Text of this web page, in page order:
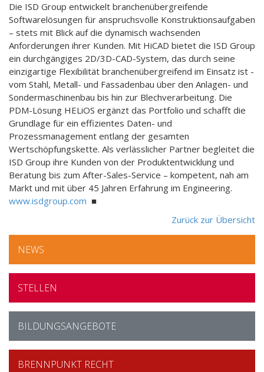
Die ISD Group entwickelt branchenübergreifende
Softwarelösungen für anspruchsvolle Konstruktionsaufgaben
– stets mit Blick auf die dynamisch wachsenden
Anforderungen ihrer Kunden. Mit HiCAD bietet die ISD Group
ein durchgängiges 2D/3D-CAD-System, das durch seine
einzigartige Flexibilität branchenübergreifend im Einsatz ist -
vom Stahl, Metall- und Fassadenbau über den Anlagen- und
Sondermaschinenbau bis hin zur Blechverarbeitung. Die
PDM-Lösung HELiOS ergänzt das Portfolio und schafft die
Grundlage für ein effizientes Daten- und
Prozessmanagement entlang der gesamten
Wertschöpfungskette. Als verlässlicher Partner begleitet die
ISD Group ihre Kunden von der Produktentwicklung und
Beratung bis zum After-Sales-Service – kompetent, nah am
Markt und mit über 45 Jahren Erfahrung im Engineering.
www.isdgroup.com ■
Zurück zur Übersicht
NEWS
STELLEN
BILDUNGSANGEBOTE
BRENNPUNKT RECHT